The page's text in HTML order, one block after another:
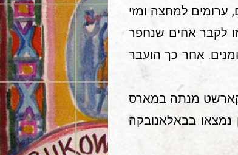
ערומים למחצה ומזי
זו לקבר אחים שנחפר
אחר כך הועבר
בבוקארשט מנתה במארס
נמצאו בבאלאנובקה